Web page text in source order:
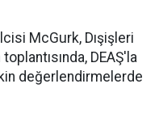
McGurk, Dışişleri
DEAŞ'la
değerlendirmelerde